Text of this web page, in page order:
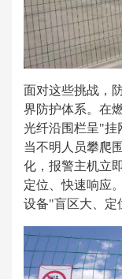
面对这些挑战，
界防护体系。在
光纤沿围栏呈"挂
当不明人员攀爬
化，报警主机立
定位、快速响应
设备"盲区大、定